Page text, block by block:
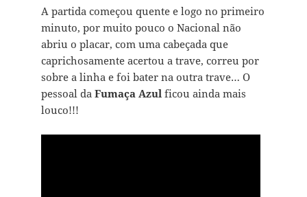
A partida começou quente e logo no primeiro
minuto, por muito pouco o Nacional não
abriu o placar, com uma cabeçada que
caprichosamente acertou a trave, correu por
sobre a linha e foi bater na outra trave… O
pessoal da Fumaça Azulficou ainda mais
louco!!!